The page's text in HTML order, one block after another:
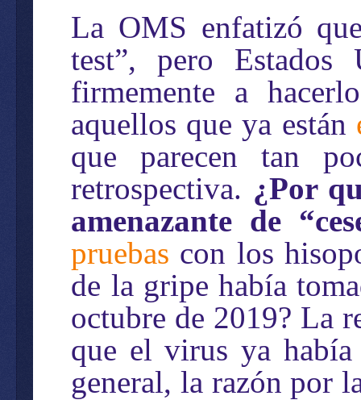
La OMS enfatizó
test”, pero
firmemente a
aquellos que ya están
que parecen tan
retrospectiva. ¿Por
amenazante de
pruebas con los
de la gripe había
octubre de 2019? La
que el virus ya había
general, la razón por